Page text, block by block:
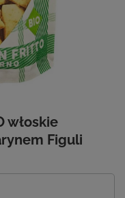
włoskie
Figuli